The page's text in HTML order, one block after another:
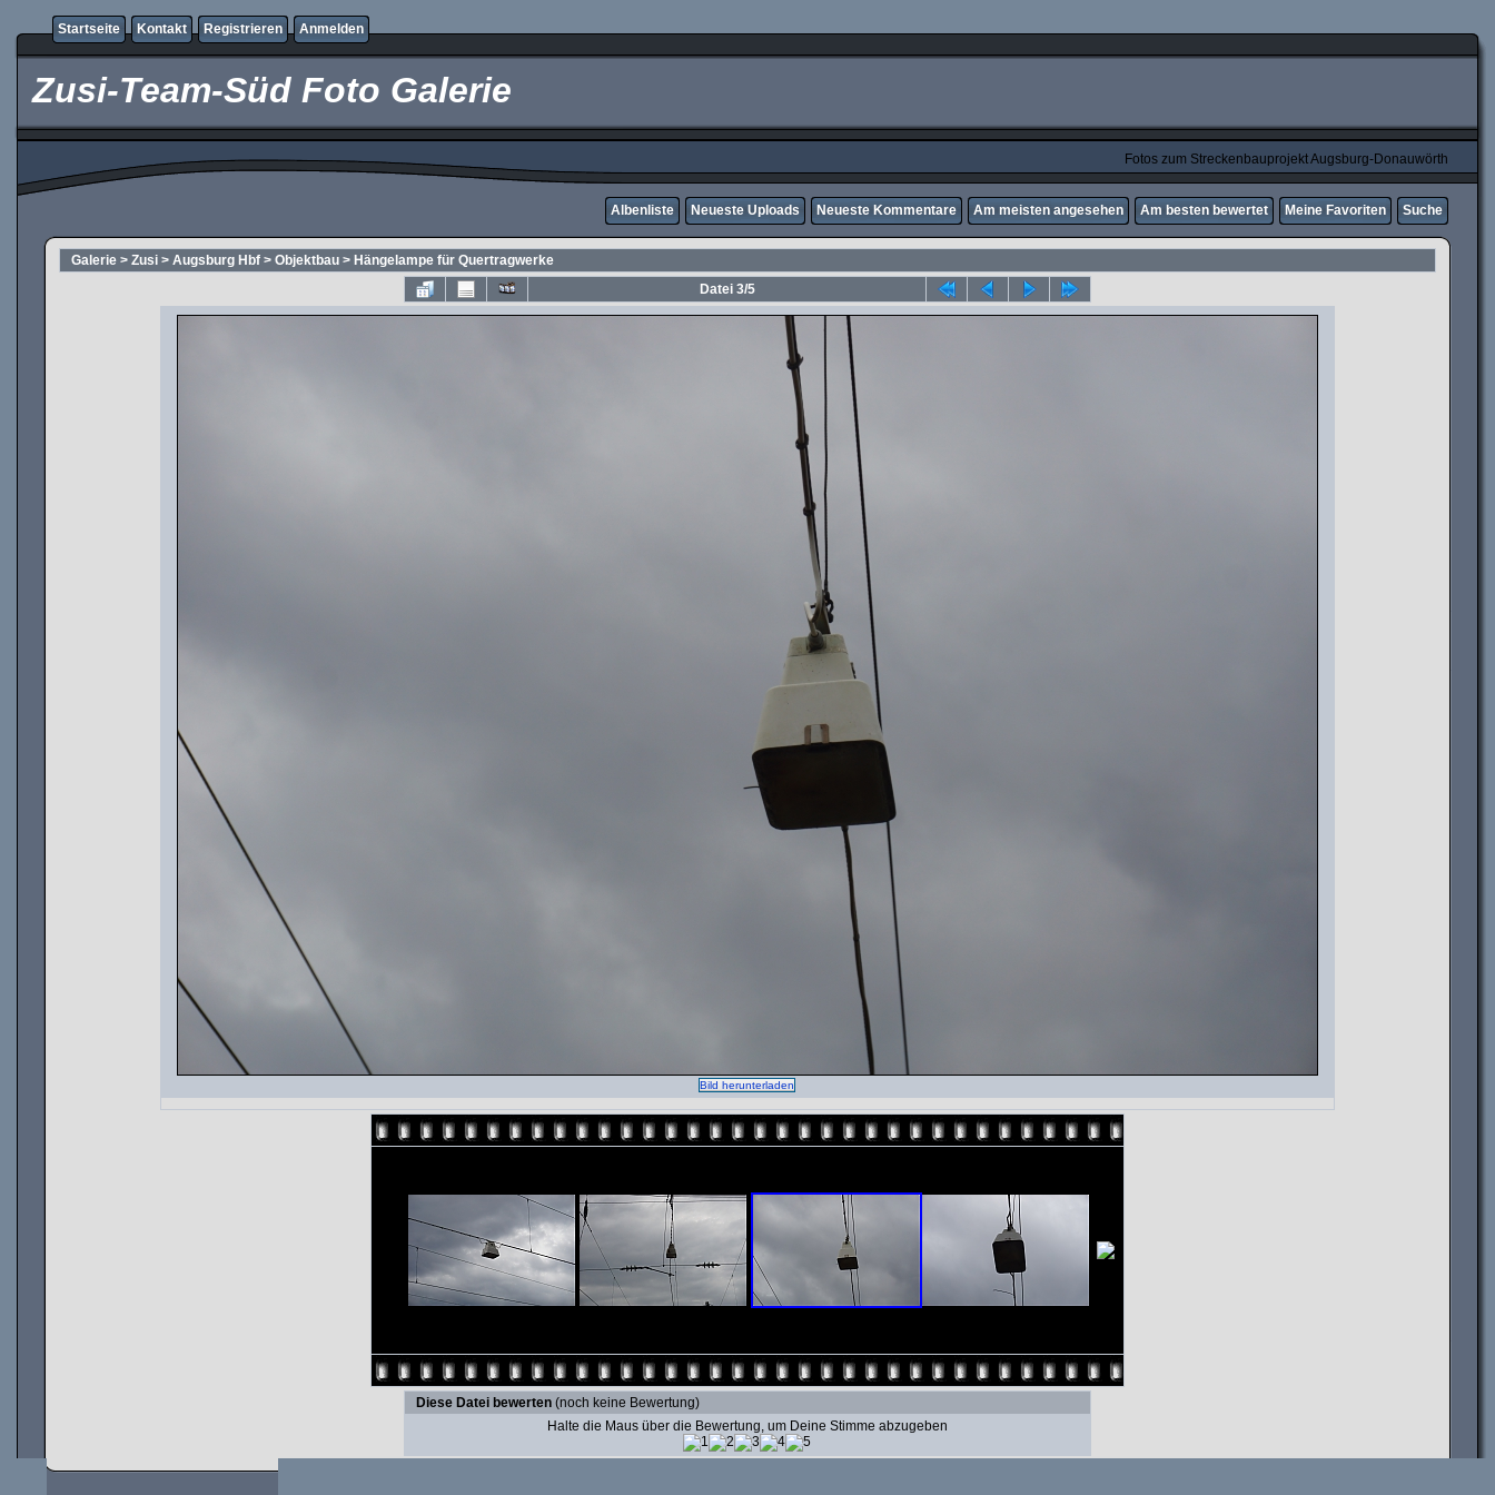
Startseite Kontakt Registrieren Anmelden
Zusi-Team-Süd Foto Galerie
Fotos zum Streckenbauprojekt Augsburg-Donauwörth
Albenliste Neueste Uploads Neueste Kommentare Am meisten angesehen Am besten bewertet Meine Favoriten Suche
Galerie > Zusi > Augsburg Hbf > Objektbau > Hängelampe für Quertragwerke
Datei 3/5
Bild herunterladen
Diese Datei bewerten (noch keine Bewertung)
Halte die Maus über die Bewertung, um Deine Stimme abzugeben